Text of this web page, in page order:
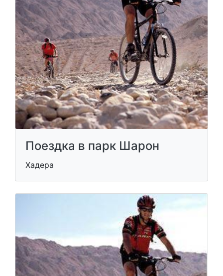
Поездка в парк Шарон
Хадера